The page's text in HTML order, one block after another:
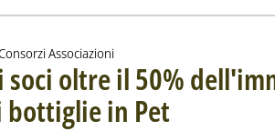
Associazioni
oltre il 50%
bottiglie in Pet